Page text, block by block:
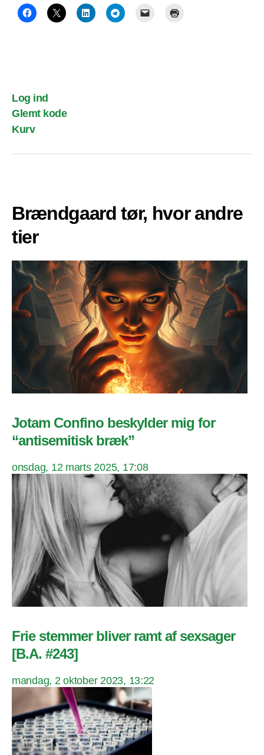
Log ind
Glemt kode
Kurv
Brændgaard tør, hvor andre
tier
Jotam Confino beskylder mig for
“antisemitisk bræk”
onsdag, 12 marts 2025, 17:08
Frie stemmer bliver ramt af sexsager
[B.A. #243]
mandag, 2 oktober 2023, 13:22